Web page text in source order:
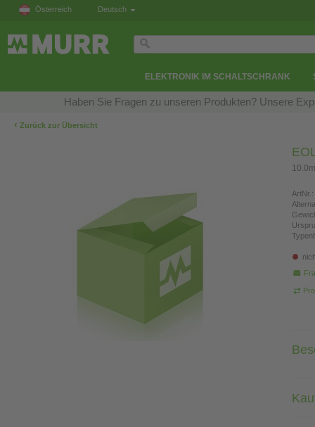
Österreich Deutsch
ELEKTRONIK IM SCHALTSCHRANK
Haben Sie Fragen zu unseren Produkten? Unsere
‹ Zurück zur Übersicht
ArtNr.: